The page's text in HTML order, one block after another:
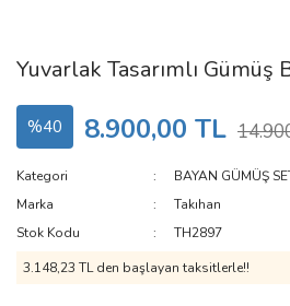
Yuvarlak Tasarımlı Gümüş
%40 8.900,00 TL
Kategori
BAYAN GÜMÜŞ
Marka
Takıhan
Stok Kodu
TH2897
3.148,23 TL den başlayan taksitlerle!!